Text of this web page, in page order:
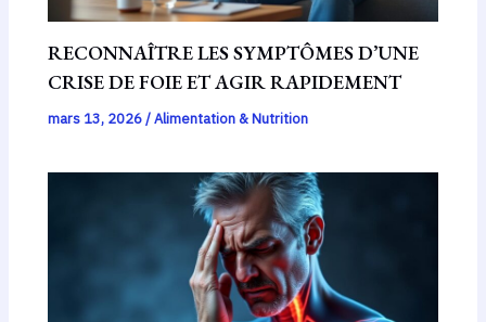
RECONNAÎTRE LES SYMPTÔMES D’UNE
CRISE DE FOIE ET AGIR RAPIDEMENT
mars 13, 2026/Alimentation & Nutrition